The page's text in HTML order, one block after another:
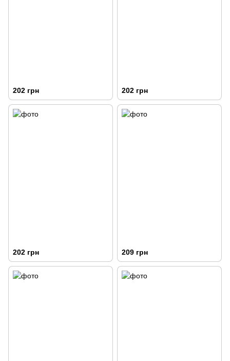
202 грн 202 грн
202 грн 209 грн